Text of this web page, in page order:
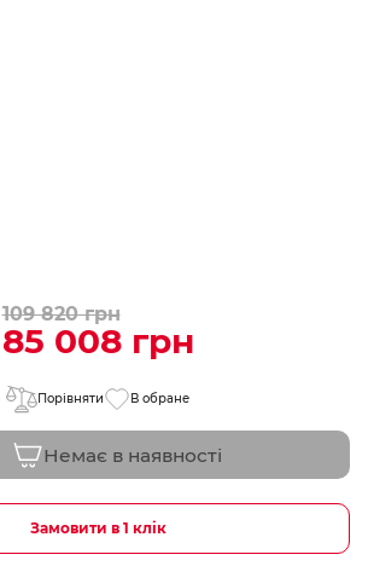
109 820 грн
85 008 грн
Порівняти В обране
Немає в наявності
Замовити в 1 клік